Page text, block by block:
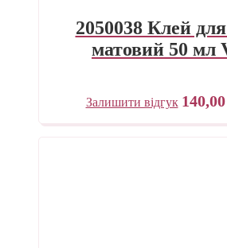
2050038 Клей
матовий 50 мл
Залишити відгук 140,00